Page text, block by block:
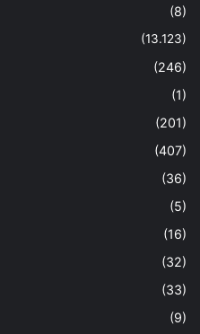
(8)
(13.123)
(246)
(1)
(201)
(407)
(36)
(5)
(16)
(32)
(33)
(9)